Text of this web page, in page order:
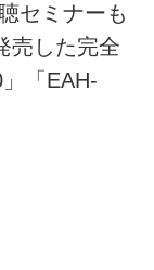
セミナーも
売した完全
「EAH-